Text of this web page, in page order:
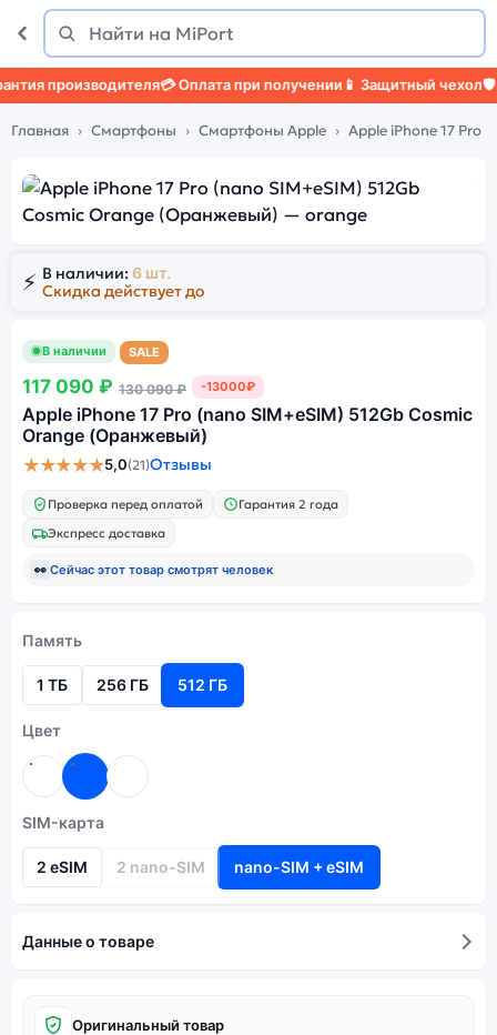
Поиск
Найти
производителя💳 Оплата при получении📱 Защитный чехол🛡️
Главная Смартфоны Смартфоны Apple Apple iPhone 17 Pro
⚡ В наличии: 6 шт.
Скидка действует до
В наличии SALE
117 090 ₽ 130 090 ₽ -13000₽
Apple iPhone 17 Pro (nano SIM+eSIM) 512Gb Cosmic
Orange (Оранжевый)
★★★★★5,0(21)Отзывы
Проверка перед оплатой
Гарантия 2 года
Экспресс доставка
👀 Сейчас этот товар смотрят человек
Память
1 ТБ 256 ГБ 512 ГБ
Цвет
SIM-карта
2 eSIM 2 nano-SIM nano-SIM + eSIM
Данные о товаре
Оригинальный товар